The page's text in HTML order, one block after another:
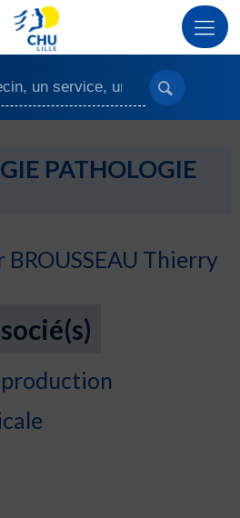
PATHOLOGIE
BROUSSEAU Thierry